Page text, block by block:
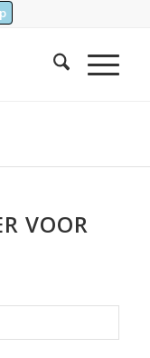
VOOR